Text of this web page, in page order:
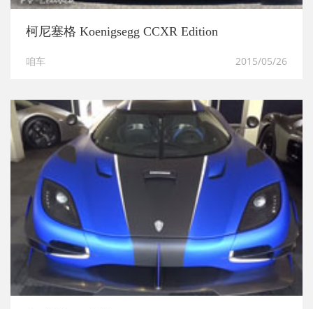
柯尼塞格 Koenigsegg CCXR Edition
咱车 2015/05/26